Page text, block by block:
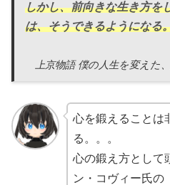
しかし、前向きな生き方を
は、そうできるようになる
上京物語 僕の人生を変え
心を鍛えることは
る。。。
心の鍛え方として
ン・コヴィー氏の